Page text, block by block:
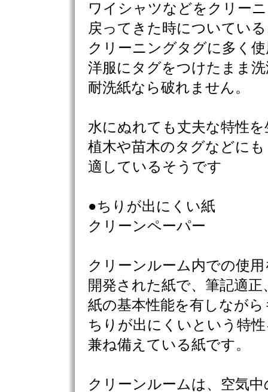
ワイシャツなどをクリー
戻ってきた時についてい
クリーニングタグに多く
洋服にタグをつけたまま
耐洗紙なら破れません。
水にぬれても丈夫な特性
植木や苗木のタグなどにも
適しているそうです
●ちりが出にくい紙
クリーンペーパー
クリーンルーム内での使
開発された紙で、筆記適正
紙の基本性能を有しながら
ちりが出にくいという特
兼ね備えている紙です。
クリーンルームは、空気中